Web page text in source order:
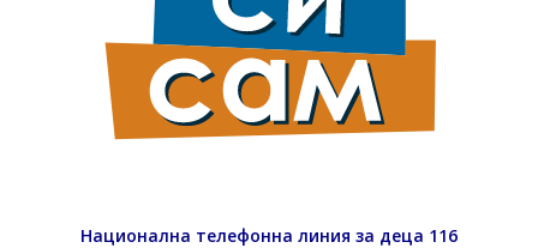
Национална телефонна линия за деца 116